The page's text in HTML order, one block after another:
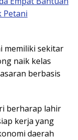
Petani
memiliki sekitar
naik kelas
berbasis
berharap lahir
kerja yang
daerah